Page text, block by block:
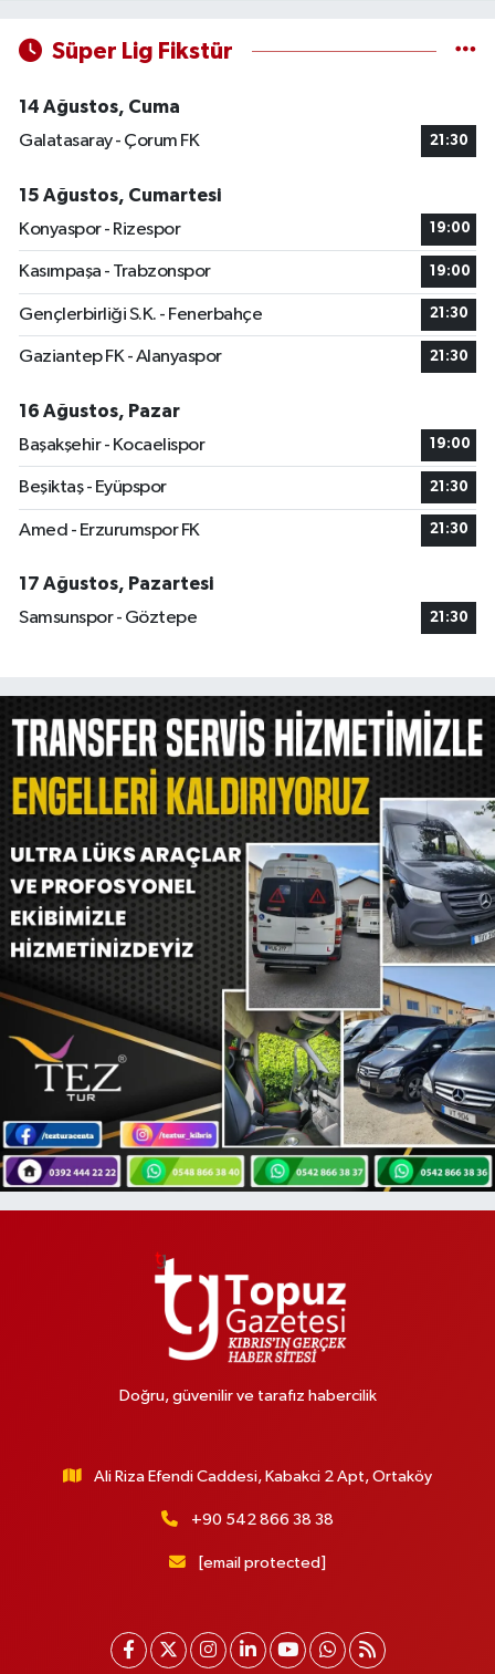
Süper Lig Fikstür
14 Ağustos, Cuma
Galatasaray - Çorum FK
21:30
15 Ağustos, Cumartesi
Konyaspor - Rizespor
19:00
Kasımpaşa - Trabzonspor 19:00
Gençlerbirliği S.K. - Fenerbahçe 21:30
Gaziantep FK - Alanyaspor 21:30
16 Ağustos, Pazar
Başakşehir - Kocaelispor
19:00
Beşiktaş - Eyüpspor 21:30
Amed - Erzurumspor FK 21:30
17 Ağustos, Pazartesi
Samsunspor - Göztepe
21:30
Doğru, güvenilir ve tarafız habercilik
Ali Riza Efendi Caddesi, Kabakci 2 Apt, Ortaköy
+90 542 866 38 38
[email protected]